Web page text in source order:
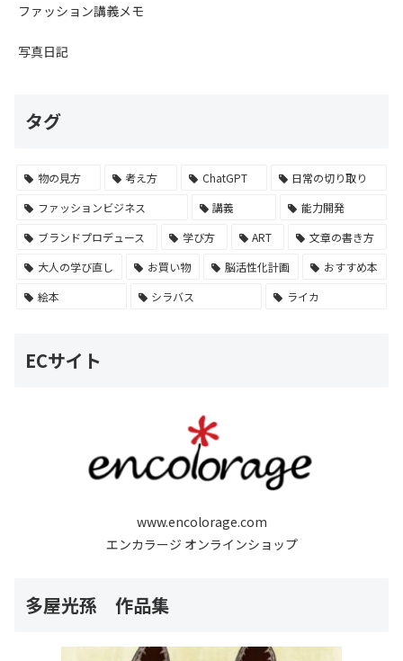
ファッション講義メモ
写真日記
タグ
物の見方 考え方 ChatGPT
日常の切り取り
ファッションビジネス
講義
能力開発
ブランドプロデュース
学び方 ART
文章の書き方
大人の学び直し
お買い物 脳活性化計画
おすすめ本
絵本
シラバス ライカ
ECサイト
www.encolorage.com
エンカラージ オンラインショップ
多屋光孫 作品集